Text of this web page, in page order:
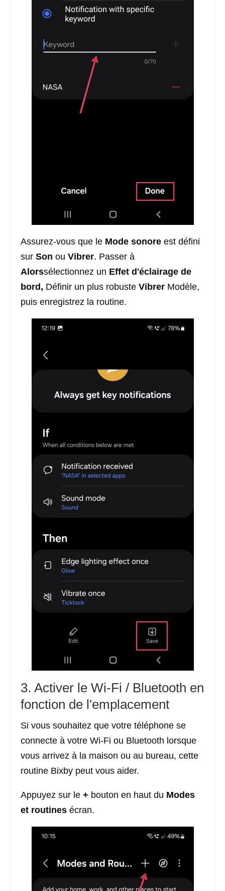
Assurez-vous que le Mode sonore est défini
sur Son ou Vibrer. Passer à
Alorssélectionnez un Effet d'éclairage de
bord, Définir un plus robuste Vibrer Modèle,
puis enregistrez la routine.
3. Activer le Wi-Fi / Bluetooth en
fonction de l'emplacement
Si vous souhaitez que votre téléphone se
connecte à votre Wi-Fi ou Bluetooth lorsque
vous arrivez à la maison ou au bureau, cette
routine Bixby peut vous aider.
Appuyez sur le + bouton en haut du Modes
et routines écran.